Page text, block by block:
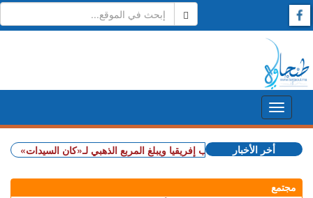
+ المغرب يهزم جنوب إفريقيا ويبلغ المربع الذهبي لـ«كان السيدات» + شملت أخر الأخبار
مجتمع